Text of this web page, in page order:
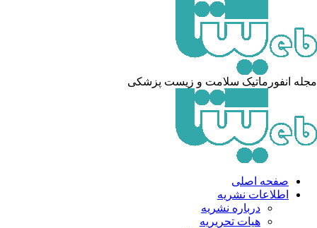
انفورماتیک سلامت و زیست پزشکی
صفحه اصلی
اطلاعات نشریه
درباره نشریه
هیات تحریریه